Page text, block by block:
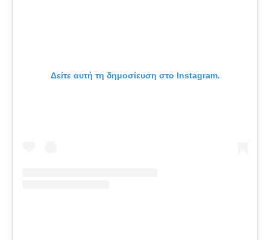
Δείτε αυτή τη δημοσίευση στο Instagram.